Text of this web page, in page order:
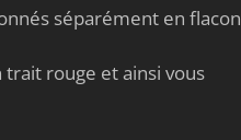
séparément en flacon
rouge et ainsi vous